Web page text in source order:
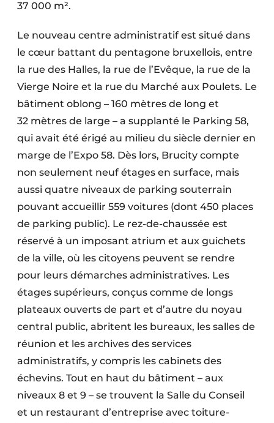
37 000 m².
Le nouveau centre administratif est situé dans
le cœur battant du pentagone bruxellois, entre
la rue des Halles, la rue de l’Evêque, la rue de la
Vierge Noire et la rue du Marché aux Poulets. Le
bâtiment oblong – 160 mètres de long et
32 mètres de large – a supplanté le Parking 58,
qui avait été érigé au milieu du siècle dernier en
marge de l’Expo 58. Dès lors, Brucity compte
non seulement neuf étages en surface, mais
aussi quatre niveaux de parking souterrain
pouvant accueillir 559 voitures (dont 450 places
de parking public). Le rez-de-chaussée est
réservé à un imposant atrium et aux guichets
de la ville, où les citoyens peuvent se rendre
pour leurs démarches administratives. Les
étages supérieurs, conçus comme de longs
plateaux ouverts de part et d’autre du noyau
central public, abritent les bureaux, les salles de
réunion et les archives des services
administratifs, y compris les cabinets des
échevins. Tout en haut du bâtiment – aux
niveaux 8 et 9 – se trouvent la Salle du Conseil
et un restaurant d’entreprise avec toiture-